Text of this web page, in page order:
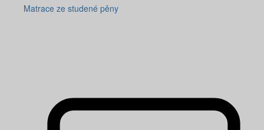
Matrace ze studené pěny